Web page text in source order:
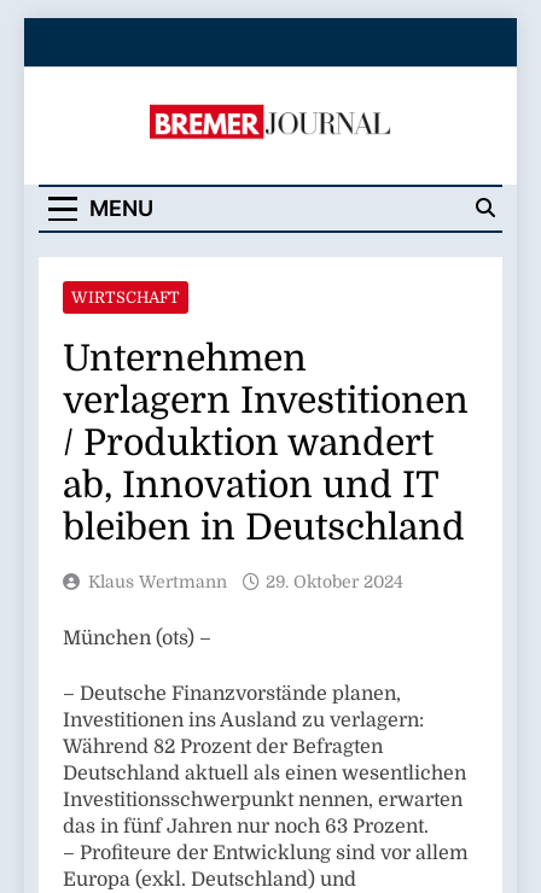
Bremer Journal
MENU
WIRTSCHAFT
Unternehmen
verlagern Investitionen
/ Produktion wandert
ab, Innovation und IT
bleiben in Deutschland
Klaus Wertmann 29. Oktober 2024
München (ots) –
– Deutsche Finanzvorstände planen,
Investitionen ins Ausland zu verlagern:
Während 82 Prozent der Befragten
Deutschland aktuell als einen wesentlichen
Investitionsschwerpunkt nennen, erwarten
das in fünf Jahren nur noch 63 Prozent.
– Profiteure der Entwicklung sind vor allem
Europa (exkl. Deutschland) und